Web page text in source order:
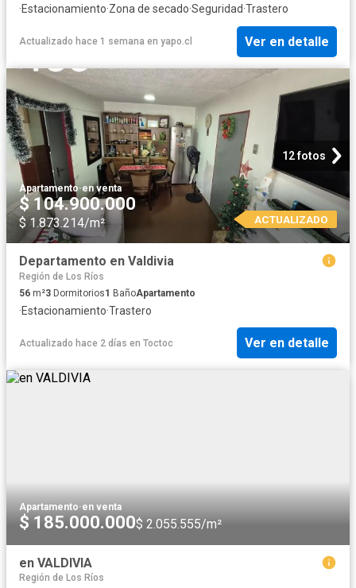
·Estacionamiento·Zona de secado·Seguridad·Trastero
Actualizado hace 1 semana en yapo.cl Ver en detalle
12 fotos
Apartamento·en venta
$ 104.900.000
$ 1.873.214/m² ACTUALIZADO
Departamento en Valdivia
Región de Los Ríos
56 m²3 Dormitorios1 BañoApartamento
·Estacionamiento·Trastero
Actualizado hace 2 días en Toctoc Ver en detalle
Apartamento·en venta
$ 185.000.000$ 2.055.555/m²
en VALDIVIA
Región de Los Ríos